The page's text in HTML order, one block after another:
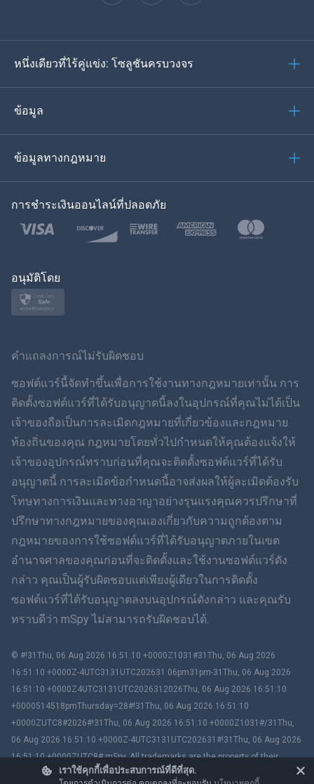
เราใช้คุกกี้เพื่อประสบการณ์ที่ดีที่สุด.
Español
ภาษาเยอรมัน
โปรตุเกส
ภาษาไทย
โปแลนด์
ภาษาไทย
Dansk
ฮินดี
ภาษาฮีบรู
โรมาเนีย
กรีก
สโลวาเกีย
หนึ่งเดียวที่ไร้คู่แข่ง: โซลูชันครบวงจร
ข้อมูล
ข้อมูลทางกฎหมาย
การชำระเงินออนไลน์ที่ปลอดภัย
อนุมัติโดย
คำแถลงการณ์ไม่รับผิดชอบ
ซอฟต์แวร์นี้จัดทำขึ้นเพื่อการใช้งานทางกฎหมายเท่านั้น การ
ติดตั้งซอฟต์แวร์ที่ได้รับอนุญาตนี้ลงในอุปกรณ์ที่คุณไม่ได้เป็น
เจ้าของถือเป็นการละเมิดกฎหมายที่เกี่ยวข้องและกฎหมาย
ท้องถิ่นของคุณ กฎหมายโดยทั่วไปกำหนดให้คุณต้องแจ้งให้
เจ้าของอุปกรณ์ทราบก่อนที่คุณจะติดตั้งซอฟต์แวร์ที่ได้รับ
อนุญาตนี้ การละเมิดข้อกำหนดนี้อาจส่งผลให้ผู้ละเมิดต้องรับ
โทษทางการเงินและทางอาญาอย่างรุนแรงคุณควรปรึกษาที่
ปรึกษาทางกฎหมายของคุณเองเกี่ยวกับความถูกต้องตาม
กฎหมายของการใช้ซอฟต์แวร์ที่ได้รับอนุญาตภายในเขต
อำนาจศาลของคุณก่อนที่จะติดตั้งและใช้งานซอฟต์แวร์ดัง
กล่าว คุณเป็นผู้รับผิดชอบแต่เพียงผู้เดียวในการติดตั้ง
ซอฟต์แวร์ที่ได้รับอนุญาตลงบนอุปกรณ์ดังกล่าว และคุณรับ
ทราบดีว่า mSpy ไม่สามารถรับผิดชอบได้.
© #!31Thu, 06 Aug 2026 16:51:10 +0000Z1031#31Thu, 06 Aug 2026
16:51:10 +0000Z-4UTC3131UTC202631 06pm31pm-31Thu, 06 Aug 2026
16:51:10 +0000Z4UTC3131UTC2026312026Thu, 06 Aug 2026 16:51:10
+0000514518pmThursday=28#!31Thu, 06 Aug 2026 16:51:10
+0000ZUTC8#2026#!31Thu, 06 Aug 2026 16:51:10 +0000Z1031#/31Thu,
06 Aug 2026 16:51:10 +0000Z-4UTC3131UTC202631#!31Thu, 06 Aug 2026
16:51:10 +0000ZUTC8# mSpy. All trademarks are the property of their
respective owners.